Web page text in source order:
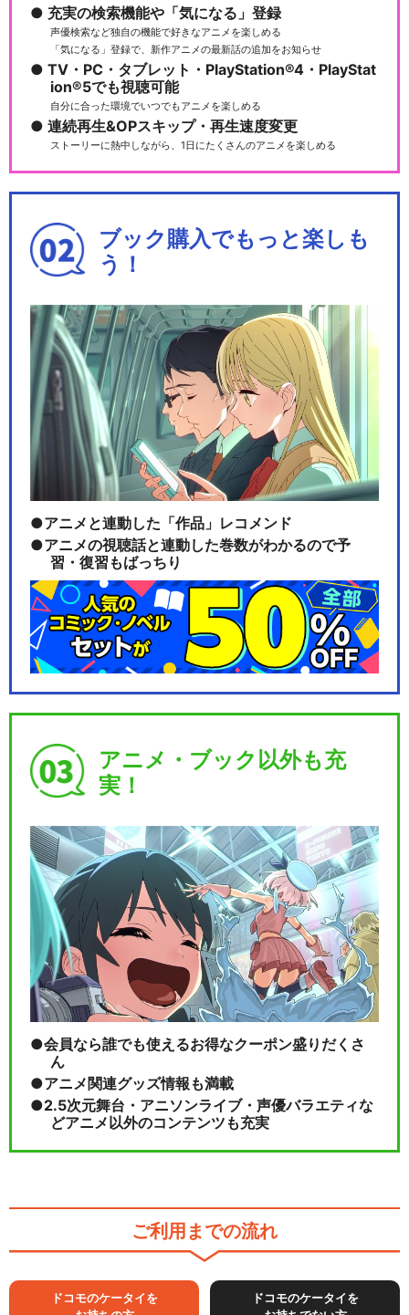
充実の検索機能や「気になる」登録
声優検索など独自の機能で好きなアニメを楽しめる
「気になる」登録で、新作アニメの最新話の追加をお知らせ
TV・PC・タブレット・PlayStation®4・PlayStat
ion®5でも視聴可能
自分に合った環境でいつでもアニメを楽しめる
連続再生&OPスキップ・再生速度変更
ストーリーに熱中しながら、1日にたくさんのアニメを楽しめる
ブック購入でもっと楽しも
う！
アニメと連動した「作品」レコメンド
アニメの視聴話と連動した巻数がわかるので予
習・復習もばっちり
アニメ・ブック以外も充
実！
会員なら誰でも使えるお得なクーポン盛りだくさ
ん
アニメ関連グッズ情報も満載
2.5次元舞台・アニソンライブ・声優バラエティな
どアニメ以外のコンテンツも充実
ご利用までの流れ
ドコモのケータイを
ドコモのケータイを